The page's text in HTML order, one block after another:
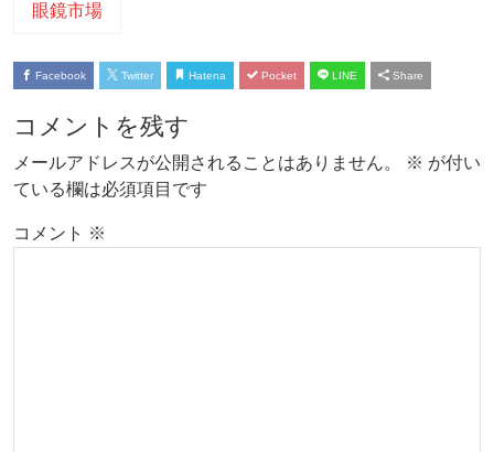
眼鏡市場
Facebook Twitter Hatena Pocket LINE Share
コメントを残す
メールアドレスが公開されることはありません。 ※ が付い
ている欄は必須項目です
コメント ※